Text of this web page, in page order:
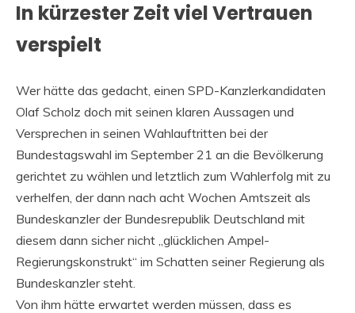
In kürzester Zeit viel Vertrauen
verspielt
Wer hätte das gedacht, einen SPD-Kanzlerkandidaten
Olaf Scholz doch mit seinen klaren Aussagen und
Versprechen in seinen Wahlauftritten bei der
Bundestagswahl im September 21 an die Bevölkerung
gerichtet zu wählen und letztlich zum Wahlerfolg mit zu
verhelfen, der dann nach acht Wochen Amtszeit als
Bundeskanzler der Bundesrepublik Deutschland mit
diesem dann sicher nicht „glücklichen Ampel-
Regierungskonstrukt“ im Schatten seiner Regierung als
Bundeskanzler steht.
Von ihm hätte erwartet werden müssen, dass es